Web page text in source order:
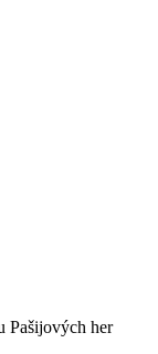
Pašijových her